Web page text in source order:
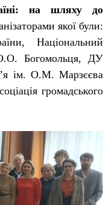
на шляху до
якої були:
Національний
Богомольця, ДУ
ім. О.М. Марзєєва
громадського